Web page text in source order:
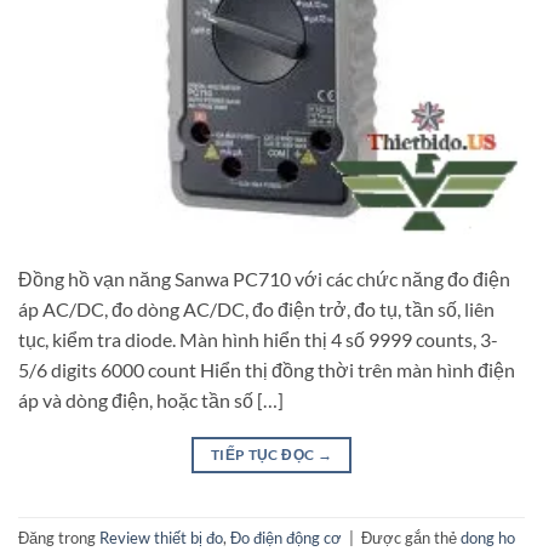
Đồng hồ vạn năng Sanwa PC710 với các chức năng đo điện
áp AC/DC, đo dòng AC/DC, đo điện trở, đo tụ, tần số, liên
tục, kiểm tra diode. Màn hình hiển thị 4 số 9999 counts, 3-
5/6 digits 6000 count Hiển thị đồng thời trên màn hình điện
áp và dòng điện, hoặc tần số […]
TIẾP TỤC ĐỌC →
Đăng trong Review thiết bị đo, Đo điện động cơ Được gắn thẻdong ho